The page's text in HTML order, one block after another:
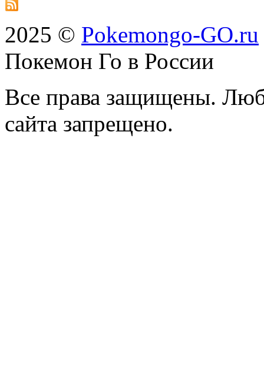
2025 © Pokemongo-GO.ru
Покемон Го в России
Все права защищены.
сайта запрещено.